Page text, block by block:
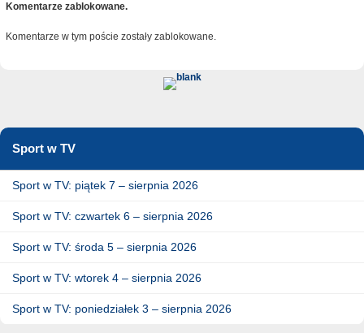
Komentarze zablokowane.
Komentarze w tym poście zostały zablokowane.
Sport w TV
Sport w TV: piątek 7 – sierpnia 2026
Sport w TV: czwartek 6 – sierpnia 2026
Sport w TV: środa 5 – sierpnia 2026
Sport w TV: wtorek 4 – sierpnia 2026
Sport w TV: poniedziałek 3 – sierpnia 2026